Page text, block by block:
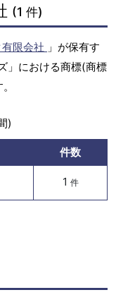
(1 件)
限会社 」が保有す
」における商標(商標
)
件数
1 件